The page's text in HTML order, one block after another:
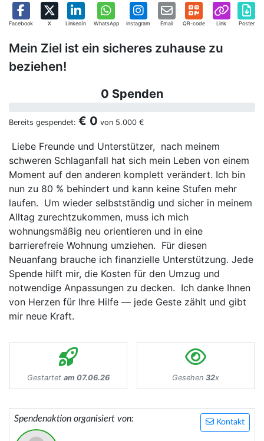
Facebook X Linkedin WhatsApp Instagram Email QR-code Link Poster
Mein Ziel ist ein sicheres zuhause zu
beziehen!
0 Spenden
Bereits gespendet: € 0 von 5.000 €
Liebe Freunde und Unterstützer, nach meinem
schweren Schlaganfall hat sich mein Leben von einem
Moment auf den anderen komplett verändert. Ich bin
nun zu 80 % behindert und kann keine Stufen mehr
laufen. Um wieder selbstständig und sicher in meinem
Alltag zurechtzukommen, muss ich mich
wohnungsmäßig neu orientieren und in eine
barrierefreie Wohnung umziehen. Für diesen
Neuanfang brauche ich finanzielle Unterstützung. Jede
Spende hilft mir, die Kosten für den Umzug und
notwendige Anpassungen zu decken. Ich danke Ihnen
von Herzen für Ihre Hilfe — jede Geste zählt und gibt
mir neue Kraft.
Gestartet am 07.06.26 Gesehen 32x
Kontakt
Spendenaktion organisiert von: